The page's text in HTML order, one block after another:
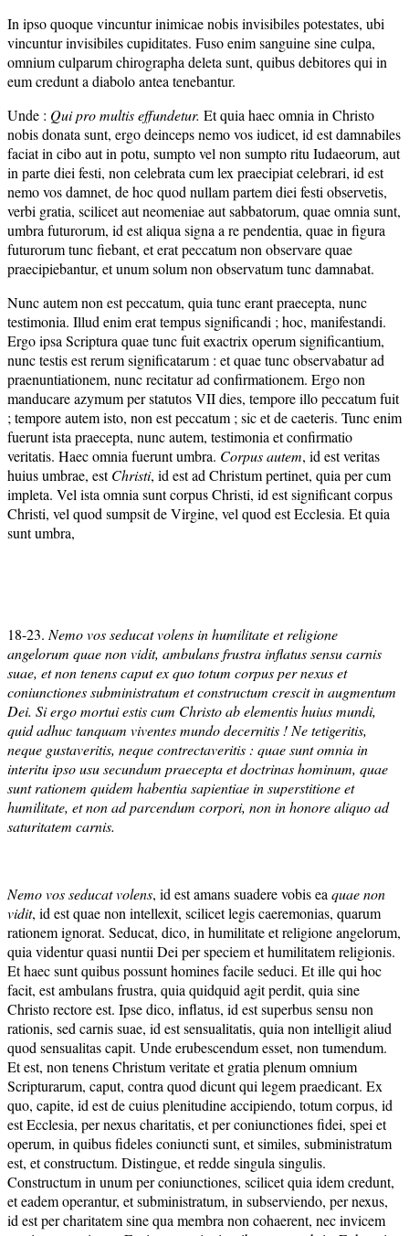
In ipso quoque vincuntur inimicae nobis invisibiles potestates, ubi
vincuntur invisibiles cupiditates. Fuso enim sanguine sine culpa,
omnium culparum chirographa deleta sunt, quibus debitores qui in
eum credunt a diabolo antea tenebantur.
Unde : Qui pro multis effundetur. Et quia haec omnia in Christo
nobis donata sunt, ergo deinceps nemo vos iudicet, id est damnabiles
faciat in cibo aut in potu, sumpto vel non sumpto ritu Iudaeorum, aut
in parte diei festi, non celebrata cum lex praecipiat celebrari, id est
nemo vos damnet, de hoc quod nullam partem diei festi observetis,
verbi gratia, scilicet aut neomeniae aut sabbatorum, quae omnia sunt,
umbra futurorum, id est aliqua signa a re pendentia, quae in figura
futurorum tunc fiebant, et erat peccatum non observare quae
praecipiebantur, et unum solum non observatum tunc damnabat.
Nunc autem non est peccatum, quia tunc erant praecepta, nunc
testimonia. Illud enim erat tempus significandi ; hoc, manifestandi.
Ergo ipsa Scriptura quae tunc fuit exactrix operum significantium,
nunc testis est rerum significatarum : et quae tunc observabatur ad
praenuntiationem, nunc recitatur ad confirmationem. Ergo non
manducare azymum per statutos VII dies, tempore illo peccatum fuit
; tempore autem isto, non est peccatum ; sic et de caeteris. Tunc enim
fuerunt ista praecepta, nunc autem, testimonia et confirmatio
veritatis. Haec omnia fuerunt umbra. Corpus autem, id est veritas
huius umbrae, estChristi, id est ad Christum pertinet, quia per cum
impleta. Vel ista omnia sunt corpus Christi, id est significant corpus
Christi, vel quod sumpsit de Virgine, vel quod est Ecclesia. Et quia
sunt umbra,
18-23. Nemo vos seducat volens in humilitate et religione
angelorum quae non vidit, ambulans frustra inflatus sensu carnis
suae, et non tenens caput ex quo totum corpus per nexus et
coniunctiones subministratum et constructum crescit in augmentum
Dei. Si ergo mortui estis cum Christo ab elementis huius mundi,
quid adhuc tanquam viventes mundo decernitis ! Ne tetigeritis,
neque gustaveritis, neque contrectaveritis : quae sunt omnia in
interitu ipso usu secundum praecepta et doctrinas hominum, quae
sunt rationem quidem habentia sapientiae in superstitione et
humilitate, et non ad parcendum corpori, non in honore aliquo ad
saturitatem carnis.
Nemo vos seducat volens, id est amans suadere vobis ea quae non
vidit, id est quae non intellexit, scilicet legis caeremonias, quarum
rationem ignorat. Seducat, dico, in humilitate et religione angelorum,
quia videntur quasi nuntii Dei per speciem et humilitatem religionis.
Et haec sunt quibus possunt homines facile seduci. Et ille qui hoc
facit, est ambulans frustra, quia quidquid agit perdit, quia sine
Christo rectore est. Ipse dico, inflatus, id est superbus sensu non
rationis, sed carnis suae, id est sensualitatis, quia non intelligit aliud
quod sensualitas capit. Unde erubescendum esset, non tumendum.
Et est, non tenens Christum veritate et gratia plenum omnium
Scripturarum, caput, contra quod dicunt qui legem praedicant. Ex
quo, capite, id est de cuius plenitudine accipiendo, totum corpus, id
est Ecclesia, per nexus charitatis, et per coniunctiones fidei, spei et
operum, in quibus fideles coniuncti sunt, et similes, subministratum
est, et constructum. Distingue, et redde singula singulis.
Constructum in unum per coniunctiones, scilicet quia idem credunt,
et eadem operantur, et subministratum, in subserviendo, per nexus,
id est per charitatem sine qua membra non cohaerent, nec invicem